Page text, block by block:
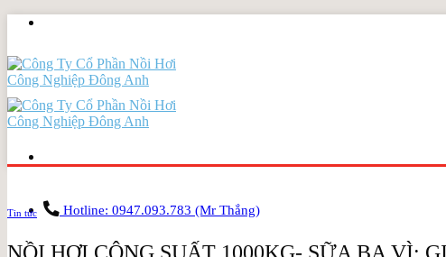
Skip
content
Hotline: 0947.093.783 (Mr Thắng)
Tin tức